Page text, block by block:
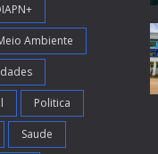
Ambiente
Politica
Saude